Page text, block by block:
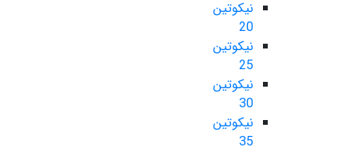
نیکوتین
20
نیکوتین
25
نیکوتین
30
نیکوتین
35